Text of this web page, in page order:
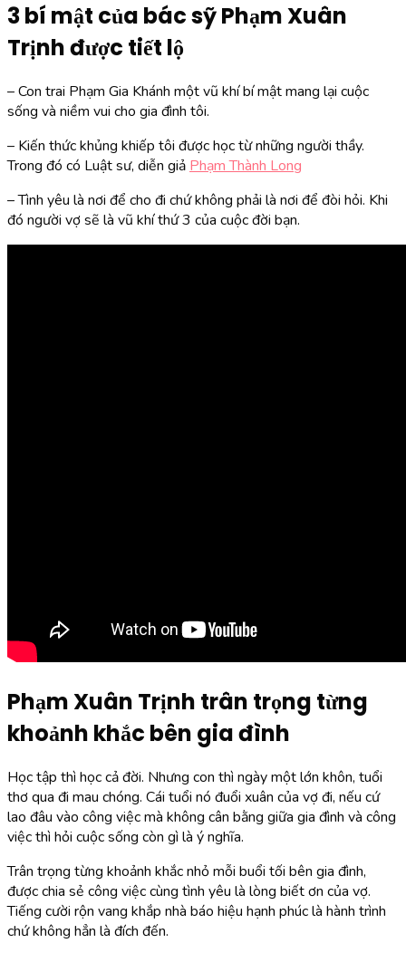
3 bí mật của bác sỹ Phạm Xuân
Trịnh được tiết lộ
– Con trai Phạm Gia Khánh một vũ khí bí mật mang lại cuộc
sống và niềm vui cho gia đình tôi.
– Kiến thức khủng khiếp tôi được học từ những người thầy.
Trong đó có Luật sư, diễn giả Phạm Thành Long
– Tình yêu là nơi để cho đi chứ không phải là nơi để đòi hỏi. Khi
đó người vợ sẽ là vũ khí thứ 3 của cuộc đời bạn.
Phạm Xuân Trịnh trân trọng từng
khoảnh khắc bên gia đình
Học tập thì học cả đời. Nhưng con thì ngày một lớn khôn, tuổi
thơ qua đi mau chóng. Cái tuổi nó đuổi xuân của vợ đi, nếu cứ
lao đâu vào công việc mà không cân bằng giữa gia đình và công
việc thì hỏi cuộc sống còn gì là ý nghĩa.
Trân trọng từng khoảnh khắc nhỏ mỗi buổi tối bên gia đình,
được chia sẻ công việc cùng tình yêu là lòng biết ơn của vợ.
Tiếng cười rộn vang khắp nhà báo hiệu hạnh phúc là hành trình
chứ không hẳn là đích đến.